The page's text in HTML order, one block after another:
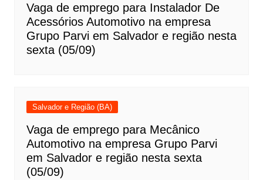
Vaga de emprego para Instalador De
Acessórios Automotivo na empresa
Grupo Parvi em Salvador e região nesta
sexta (05/09)
Salvador e Região (BA)
Vaga de emprego para Mecânico
Automotivo na empresa Grupo Parvi
em Salvador e região nesta sexta
(05/09)